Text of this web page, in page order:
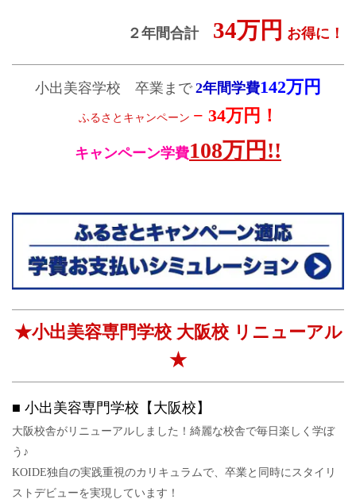
２年間合計 34万円 お得に！
小出美容学校 卒業まで 2年間学費142万円
ふるさとキャンペーン − 34万円！
キャンペーン学費108万円!!
★小出美容専門学校 大阪校 リニューアル
★
■ 小出美容専門学校【大阪校】
大阪校舎がリニューアルしました！綺麗な校舎で毎日楽しく学ぼ
う♪
KOIDE独自の実践重視のカリキュラムで、卒業と同時にスタイリ
ストデビューを実現しています！